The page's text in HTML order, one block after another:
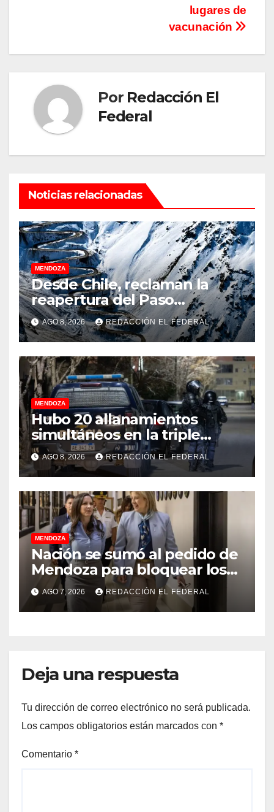
lugares de
vacunación
Por Redacción El
Federal
Noticias relacionadas
MENDOZA
Desde Chile, reclaman la
reapertura del Paso
Internacional Los
Libertadores: pérdidas
millonarias
AGO 8, 2026 REDACCIÓN EL FEDERAL
MENDOZA
Hubo 20 allanamientos
simultáneos en la triple
frontera de Luján, Maipú y
Godoy Cruz
AGO 8, 2026 REDACCIÓN EL FEDERAL
MENDOZA
Nación se sumó al pedido de
Mendoza para bloquear los
celulares en las cárceles de
la provincia
AGO 7, 2026 REDACCIÓN EL FEDERAL
Deja una respuesta
Tu dirección de correo electrónico no será publicada.
Los campos obligatorios están marcados con *
Comentario *